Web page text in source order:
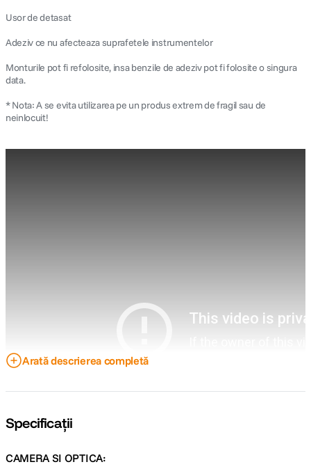
Usor de detasat
Adeziv ce nu afecteaza suprafetele instrumentelor
Monturile pot fi refolosite, insa benzile de adeziv pot fi folosite o singura
data.
* Nota: A se evita utilizarea pe un produs extrem de fragil sau de
neinlocuit!
Arată descrierea completă
Specificații
CAMERA SI OPTICA: